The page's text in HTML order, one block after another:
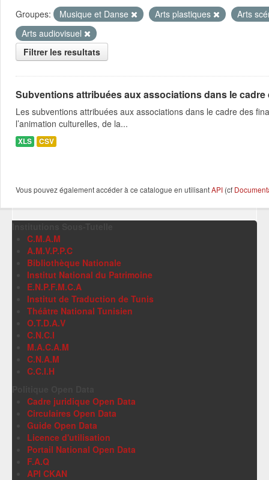
Groupes: Musique et Danse Arts plastiques
Arts
Arts audiovisuel
Filtrer les resultats
Subventions attribuées aux associations dans le
Les subventions attribuées aux associations dans le cadre des
l’animation culturelles, de la...
XLS CSV
Vous pouvez également accéder à ce catalogue en utilisantAPI (cf
C.M.A.M
A.M.V.P.P.C
Bibliothèque Nationale
Institut National du Patrimoine
E.N.P.F.M.C.A
Institut de Traduction de Tunis
Théâtre National Tunisien
O.T.D.A.V
C.N.C.I
M.A.C.A.M
C.N.A.M
C.C.I.H
Cadre juridique Open Data
Circulaires Open Data
Guide Open Data
Licence d'utilisation
Portail National Open Data
F.A.Q
API CKAN